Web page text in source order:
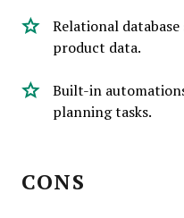
Relational
product data.
Built-in
planning tasks.
CONS